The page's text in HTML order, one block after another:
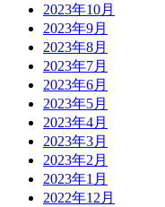
2023年10月
2023年9月
2023年8月
2023年7月
2023年6月
2023年5月
2023年4月
2023年3月
2023年2月
2023年1月
2022年12月